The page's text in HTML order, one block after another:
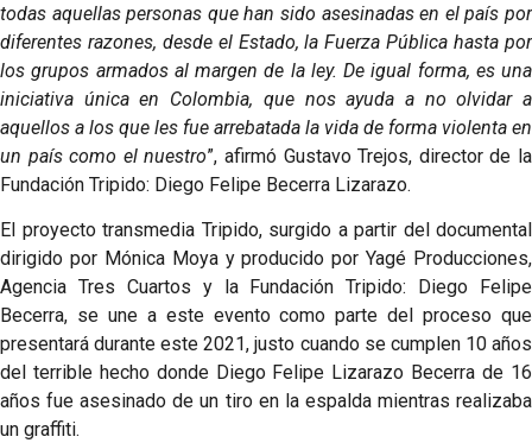
todas aquellas personas que han sido asesinadas en el país por
diferentes razones, desde el Estado, la Fuerza Pública hasta por
los grupos armados al margen de la ley. De igual forma, es una
iniciativa única en Colombia, que nos ayuda a no olvidar a
aquellos a los que les fue arrebatada la vida de forma violenta en
un país como el nuestro”, afirmó Gustavo Trejos, director de la
Fundación Tripido: Diego Felipe Becerra Lizarazo.
El proyecto transmedia Tripido, surgido a partir del documental
dirigido por Mónica Moya y producido por Yagé Producciones,
Agencia Tres Cuartos y la Fundación Tripido: Diego Felipe
Becerra, se une a este evento como parte del proceso que
presentará durante este 2021, justo cuando se cumplen 10 años
del terrible hecho donde Diego Felipe Lizarazo Becerra de 16
años fue asesinado de un tiro en la espalda mientras realizaba
un graffiti.